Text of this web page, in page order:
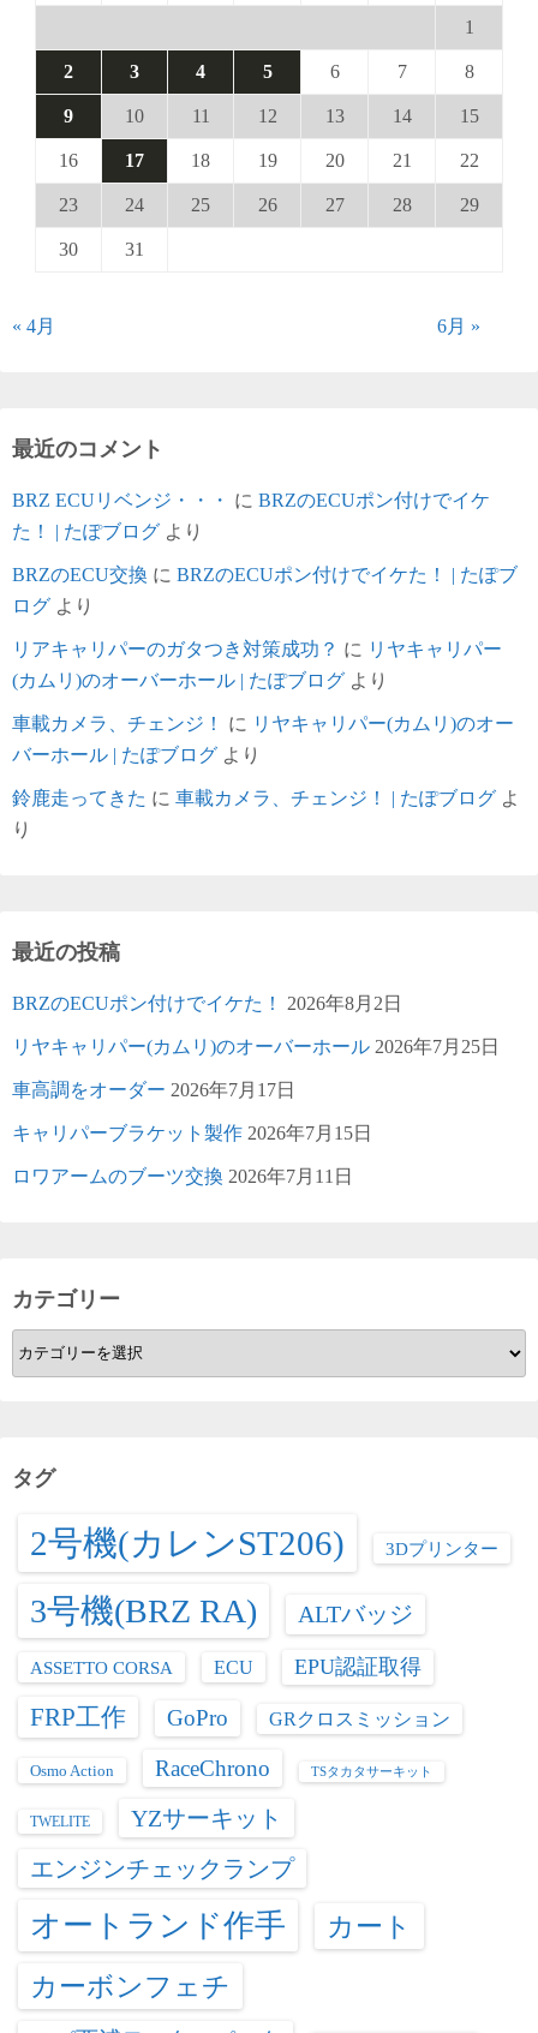
1
2 3 4 5 6 7 8
9 10 11 12 13 14 15
16 17 18 19 20 21 22
23 24 25 26 27 28 29
30 31
« 4月 6月 »
最近のコメント
BRZ ECUリベンジ・・・ に BRZのECUポン付けでイケ
た！ | たぽブログ より
BRZのECU交換 に BRZのECUポン付けでイケた！ | たぽブ
ログ より
リアキャリパーのガタつき対策成功？ に リヤキャリパー
(カムリ)のオーバーホール | たぽブログ より
車載カメラ、チェンジ！ に リヤキャリパー(カムリ)のオー
バーホール | たぽブログ より
鈴鹿走ってきた に 車載カメラ、チェンジ！ | たぽブログ よ
り
最近の投稿
BRZのECUポン付けでイケた！ 2026年8月2日
リヤキャリパー(カムリ)のオーバーホール 2026年7月25日
車高調をオーダー 2026年7月17日
キャリパーブラケット製作 2026年7月15日
ロワアームのブーツ交換 2026年7月11日
カテゴリー
カ
テ
ー
タグ
2号機(カレンST206) 3Dプリンター
3号機(BRZ RA) ALTバッジ
ASSETTO CORSA ECU EPU認証取得
FRP工作 GoPro GRクロスミッション
Osmo Action RaceChrono TSタカタサーキット
TWELITE
YZサーキット
エンジンチェックランプ
オートランド作手
カート
カーボンフェチ